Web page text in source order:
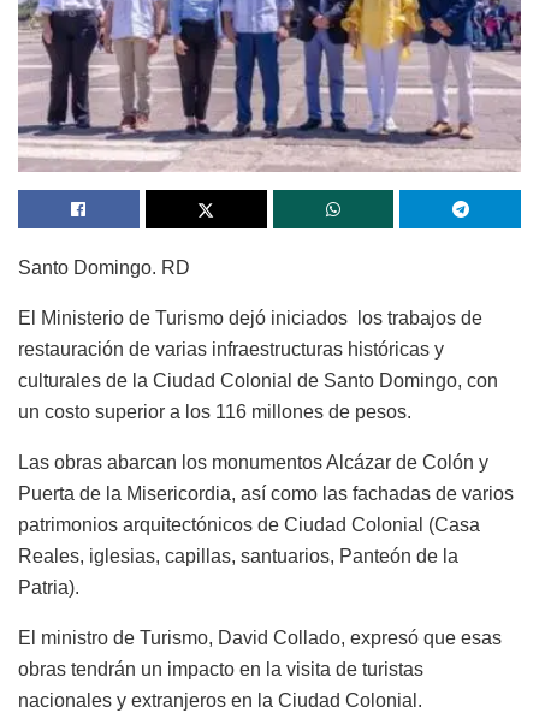
Santo Domingo. RD
El Ministerio de Turismo dejó iniciados los trabajos de
restauración de varias infraestructuras históricas y
culturales de la Ciudad Colonial de Santo Domingo, con
un costo superior a los 116 millones de pesos.
Las obras abarcan los monumentos Alcázar de Colón y
Puerta de la Misericordia, así como las fachadas de varios
patrimonios arquitectónicos de Ciudad Colonial (Casa
Reales, iglesias, capillas, santuarios, Panteón de la
Patria).
El ministro de Turismo, David Collado, expresó que esas
obras tendrán un impacto en la visita de turistas
nacionales y extranjeros en la Ciudad Colonial.